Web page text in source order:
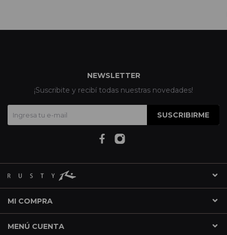
MI COMPRA
MENÚ CUENTA
NEWSLETTER
¡Suscribite y recibí todas nuestras novedades!
SUSCRIBIRME